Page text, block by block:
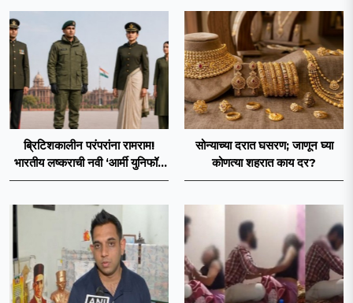
ब्रिटिशकालीन परंपरांना रामराम!
भारतीय लष्कराची नवी ‘आर्मी युनिफॉर्म
२०२६’ नियमावली लागू
सोन्याच्या दरात घसरण; जाणून घ्या
कोणत्या शहरात काय दर?